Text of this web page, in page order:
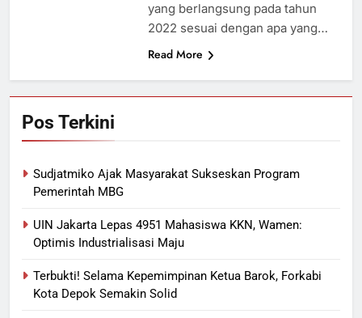
yang berlangsung pada tahun
2022 sesuai dengan apa yang…
Read More
Pos Terkini
Sudjatmiko Ajak Masyarakat Sukseskan Program
Pemerintah MBG
UIN Jakarta Lepas 4951 Mahasiswa KKN, Wamen:
Optimis Industrialisasi Maju
Terbukti! Selama Kepemimpinan Ketua Barok, Forkabi
Kota Depok Semakin Solid